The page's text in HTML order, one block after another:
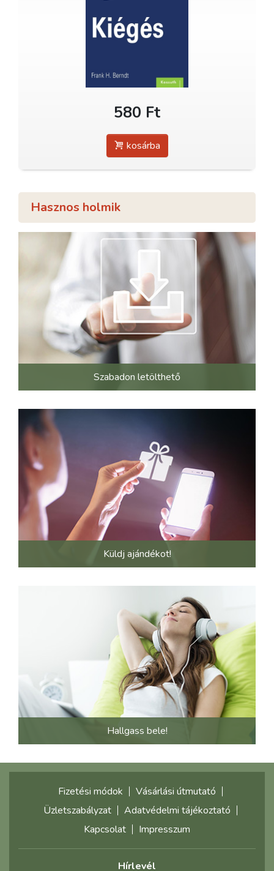
580 Ft
kosárba
Hasznos holmik
Szabadon letölthető
Küldj ajándékot!
Hallgass bele!
Fizetési módok
Vásárlási útmutató
Üzletszabályzat
Adatvédelmi tájékoztató
Kapcsolat
Impresszum
Hírlevél